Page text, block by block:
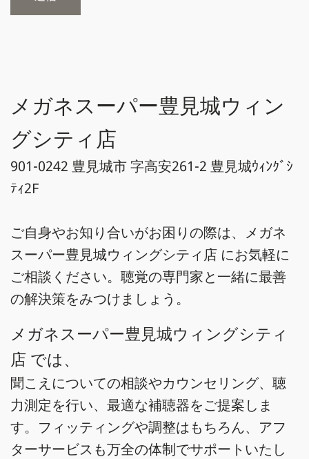
メガネスーパー豊見城ウィン
グシティ店
901-0242 豊見城市 字高安261-2 豊見城ｳｨﾝｸﾞｼ
ﾃｨ2F
ご自身やお知り合いがお困りの際は、メガネ
スーパー豊見城ウィングシティ店 にお気軽に
ご相談ください。聴覚の専門家と一緒に最善
の解決策をみつけましょう。
メガネスーパー豊見城ウィングシティ
店 では、
聞こえについての相談やカウンセリング、聴
力測定を行い、最適な補聴器をご提案しま
す。フィッティングや調整はもちろん、アフ
ターサービスも万全の体制でサポートいたし